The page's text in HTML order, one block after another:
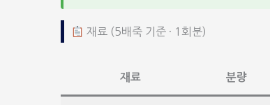
재료 (5배죽 기준 · 1회분)
재료 분량